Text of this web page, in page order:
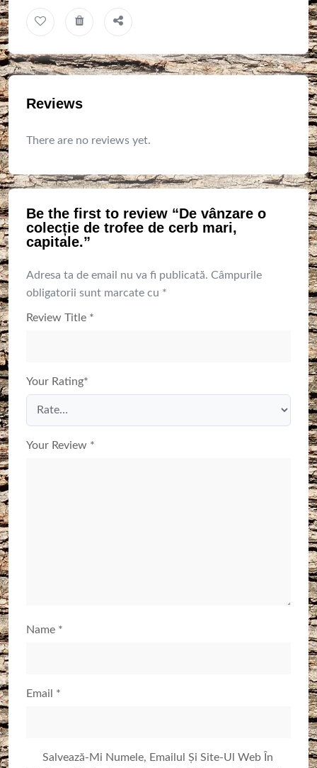
Reviews
There are no reviews yet.
Be the first to review “De vânzare o
colecție de trofee de cerb mari,
capitale.”
Adresa ta de email nu va fi publicată. Câmpurile
obligatorii sunt marcate cu *
Review Title *
Your Rating*
Your Review *
Name *
Email *
Salvează-Mi Numele, Emailul Și Site-Ul Web În